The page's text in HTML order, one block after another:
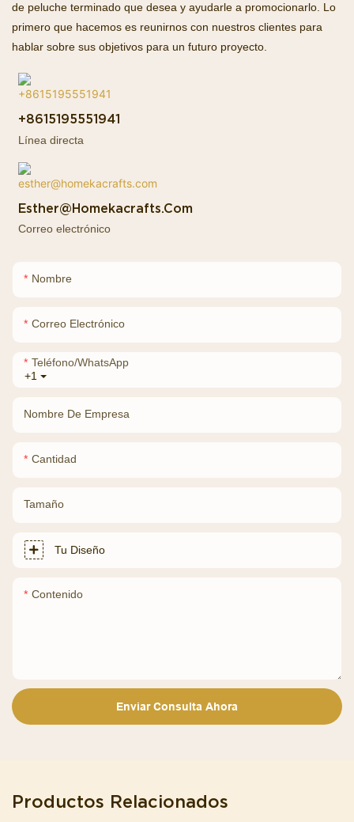
de peluche terminado que desea y ayudarle a promocionarlo. Lo
primero que hacemos es reunirnos con nuestros clientes para
hablar sobre sus objetivos para un futuro proyecto.
+8615195551941
Línea directa
Esther@homekacrafts.com
Correo electrónico
Nombre
Correo Electrónico
+1
Teléfono/WhatsApp
Nombre De Empresa
Cantidad
Tamaño
Tu Diseño
Contenido
Enviar Consulta Ahora
Productos Relacionados